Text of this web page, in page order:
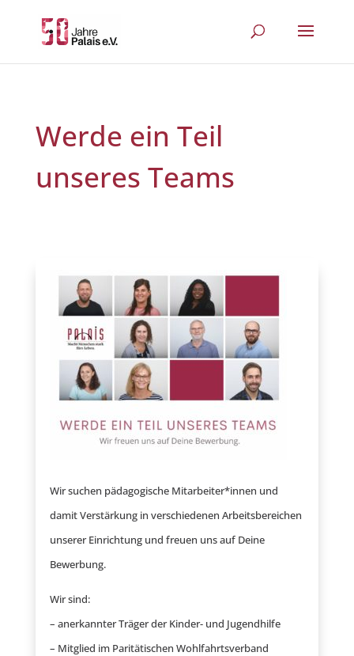
Werde ein Teil
unseres Teams
Wir suchen pädagogische Mitarbeiter*innen und
damit Verstärkung in verschiedenen Arbeitsbereichen
unserer Einrichtung und freuen uns auf Deine
Bewerbung.
Wir sind:
– anerkannter Träger der Kinder- und Jugendhilfe
– Mitglied im Paritätischen Wohlfahrtsverband